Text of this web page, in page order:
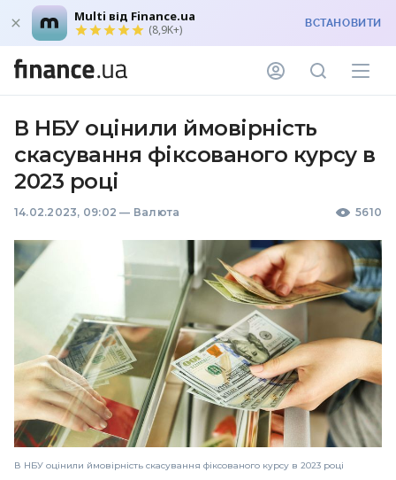
Multi від Finance.ua
(8,9K+) ВСТАНОВИТИ
В НБУ оцінили ймовірність
скасування фіксованого курсу в
2023 році
14.02.2023, 09:02 — Валюта 5610
В НБУ оцінили ймовірність скасування фіксованого курсу в 2023 році